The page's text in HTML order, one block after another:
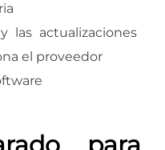
las actualizaciones
el proveedor